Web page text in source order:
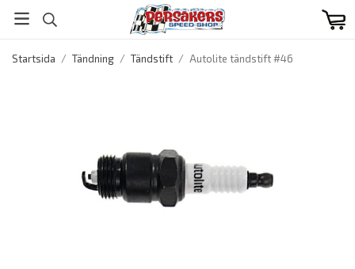
Startsida / Tändning / Tändstift / Autolite tändstift #46